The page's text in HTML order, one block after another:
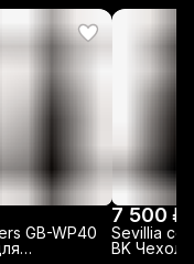
GB-WP40
7 500 ₽
Sevillia
BK Чехол